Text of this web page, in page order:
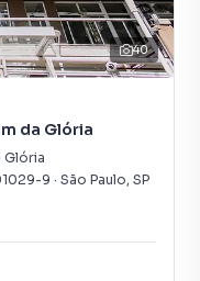
40
da Glória
Glória
9 · São Paulo, SP